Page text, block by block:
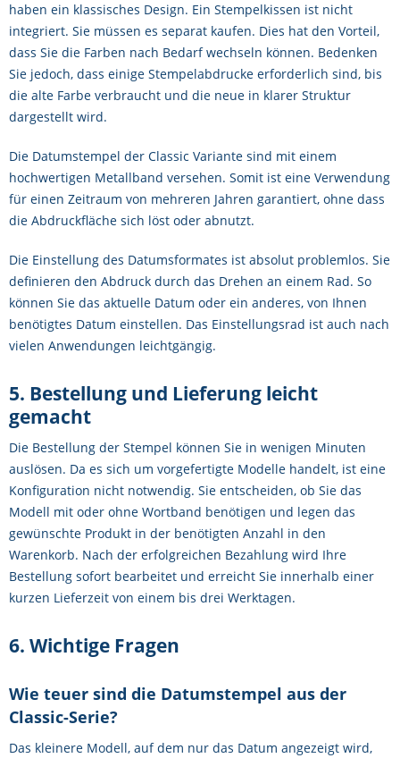
haben ein klassisches Design. Ein Stempelkissen ist nicht
integriert. Sie müssen es separat kaufen. Dies hat den Vorteil,
dass Sie die Farben nach Bedarf wechseln können. Bedenken
Sie jedoch, dass einige Stempelabdrucke erforderlich sind, bis
die alte Farbe verbraucht und die neue in klarer Struktur
dargestellt wird.
Die Datumstempel der Classic Variante sind mit einem
hochwertigen Metallband versehen. Somit ist eine Verwendung
für einen Zeitraum von mehreren Jahren garantiert, ohne dass
die Abdruckfläche sich löst oder abnutzt.
Die Einstellung des Datumsformates ist absolut problemlos. Sie
definieren den Abdruck durch das Drehen an einem Rad. So
können Sie das aktuelle Datum oder ein anderes, von Ihnen
benötigtes Datum einstellen. Das Einstellungsrad ist auch nach
vielen Anwendungen leichtgängig.
5. Bestellung und Lieferung leicht
gemacht
Die Bestellung der Stempel können Sie in wenigen Minuten
auslösen. Da es sich um vorgefertigte Modelle handelt, ist eine
Konfiguration nicht notwendig. Sie entscheiden, ob Sie das
Modell mit oder ohne Wortband benötigen und legen das
gewünschte Produkt in der benötigten Anzahl in den
Warenkorb. Nach der erfolgreichen Bezahlung wird Ihre
Bestellung sofort bearbeitet und erreicht Sie innerhalb einer
kurzen Lieferzeit von einem bis drei Werktagen.
6. Wichtige Fragen
Wie teuer sind die Datumstempel aus der
Classic-Serie?
Das kleinere Modell, auf dem nur das Datum angezeigt wird,